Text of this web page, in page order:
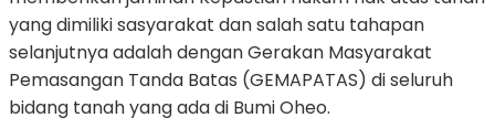
yang dimiliki sasyarakat dan salah satu tahapan
selanjutnya adalah dengan Gerakan Masyarakat
Pemasangan Tanda Batas (GEMAPATAS) di seluruh
bidang tanah yang ada di Bumi Oheo.